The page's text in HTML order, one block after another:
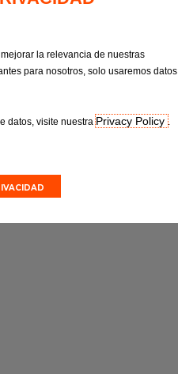
la relevancia de nuestras
para nosotros, solo usaremos datos
datos, visite nuestraPrivacy Policy .